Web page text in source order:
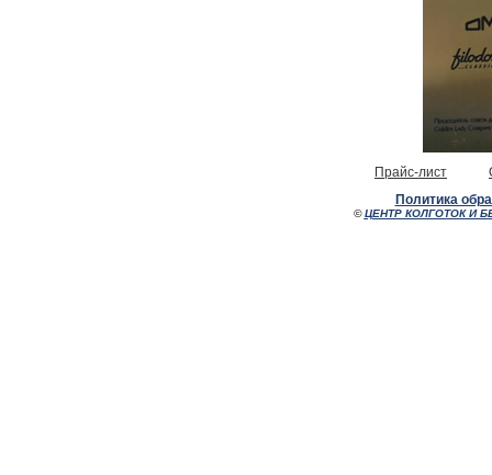
Прайс-лист
Политика
©ЦЕНТР КОЛГОТОК И